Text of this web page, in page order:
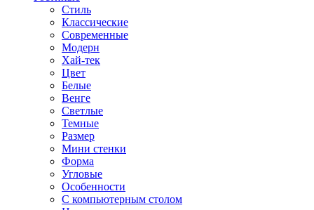
Стиль
Классические
Современные
Модерн
Хай-тек
Цвет
Белые
Венге
Светлые
Темные
Размер
Мини стенки
Форма
Угловые
Особенности
С компьютерным столом